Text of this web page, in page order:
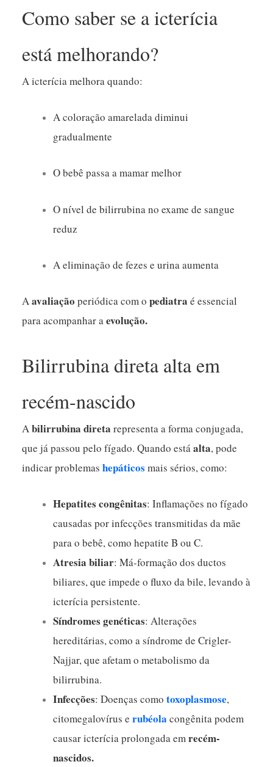
Como saber se a icterícia
está melhorando?
A icterícia melhora quando:
A coloração amarelada diminui
gradualmente
O bebê passa a mamar melhor
O nível de bilirrubina no exame de sangue
reduz
A eliminação de fezes e urina aumenta
Aavaliação periódica com opediatra é essencial
para acompanhar aevolução.
Bilirrubina direta alta em
recém-nascido
Abilirrubina direta representa a forma conjugada,
que já passou pelo fígado. Quando estáalta, pode
indicar problemashepáticos mais sérios, como:
Hepatites congênitas: Inflamações no fígado
causadas por infecções transmitidas da mãe
para o bebê, como hepatite B ou C.
Atresia biliar: Má-formação dos ductos
biliares, que impede o fluxo da bile, levando à
icterícia persistente.
Síndromes genéticas: Alterações
hereditárias, como a síndrome de Crigler-
Najjar, que afetam o metabolismo da
bilirrubina.
Infecções: Doenças comotoxoplasmose,
citomegalovírus erubéola congênita podem
causar icterícia prolongada emrecém-
nascidos.